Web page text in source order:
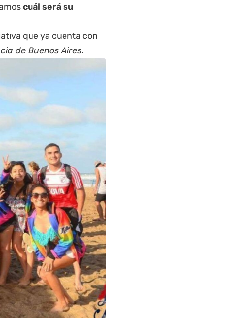
cuál será su
que ya cuenta con
de Buenos Aires.